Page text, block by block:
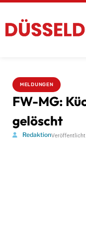
MELDUNGEN
FW-MG:
gelöscht
RedaktionVeröffentlicht